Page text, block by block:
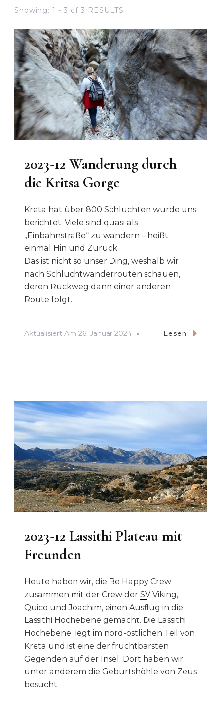
Showing: 1 - 3 of 3 RESULTS
2023-12 Wanderung durch
die Kritsa Gorge
Kreta hat über 800 Schluchten wurde uns
berichtet. Viele sind quasi als
„Einbahnstraße“ zu wandern – heißt:
einmal Hin und Zurück.
Das ist nicht so unser Ding, weshalb wir
nach Schluchtwanderrouten schauen,
deren Rückweg dann einer anderen
Route folgt.
Aktualisiert Am 26. Januar 2024 Lesen
2023-12 Lassithi Plateau mit
Freunden
Heute haben wir, die Be Happy Crew
zusammen mit der Crew der SV Viking,
Quico und Joachim, einen Ausflug in die
Lassithi Hochebene gemacht. Die Lassithi
Hochebene liegt im nord-östlichen Teil von
Kreta und ist eine der fruchtbarsten
Gegenden auf der Insel. Dort haben wir
unter anderem die Geburtshöhle von Zeus
besucht.